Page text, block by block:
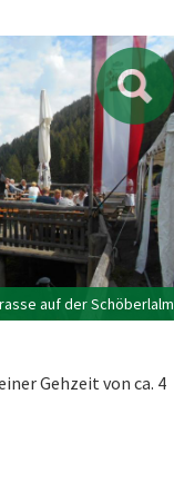
auf der Schöberlalm
Gehzeit von ca. 4